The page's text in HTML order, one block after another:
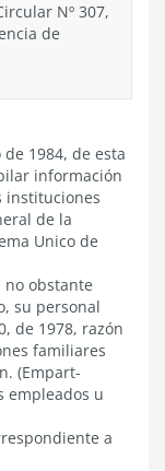
Nº 307,
de
1984, de esta
información
instituciones
de la
Unico de
no obstante
su personal
de 1978, razón
familiares
(Empart-
empleados u
a